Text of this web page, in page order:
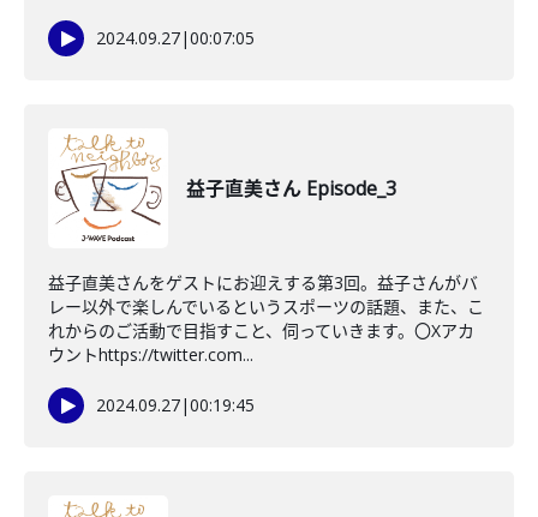
2024.09.27|00:07:05
益子直美さん Episode_3
益子直美さんをゲストにお迎えする第3回。益子さんがバ
レー以外で楽しんでいるというスポーツの話題、また、こ
れからのご活動で目指すこと、伺っていきます。〇Xアカ
ウントhttps://twitter.com...
2024.09.27|00:19:45